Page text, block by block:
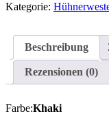
Kategorie:
Beschreibung
Rezensionen (0)
Farbe:Khaki